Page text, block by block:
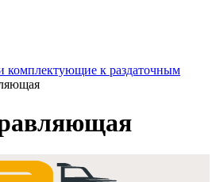
комплектующие к раздаточным